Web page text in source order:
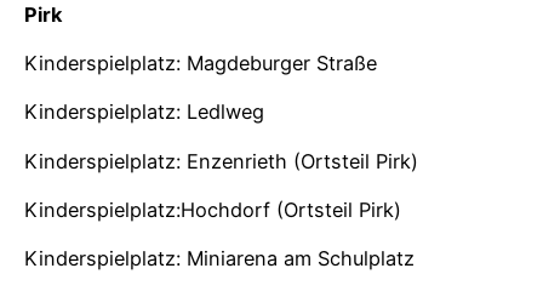
Pirk
Kinderspielplatz: Magdeburger Straße
Kinderspielplatz: Ledlweg
Kinderspielplatz: Enzenrieth (Ortsteil Pirk)
Kinderspielplatz:Hochdorf (Ortsteil Pirk)
Kinderspielplatz: Miniarena am Schulplatz